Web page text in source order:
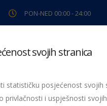
PON-NED 00:00 - 24:00
cesti Servis
svojih stranica
statističku posjećenost svojih
privlačnosti i uspješnosti